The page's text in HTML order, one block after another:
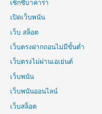
เซ็กซี่บาคาร่า
เปิดเว็บพนัน
เว็บ สล็อต
เว็บตรงฝากถอนไม่มีขั้นต่ำ
เว็บตรงไม่ผ่านเอเย่นต์
เว็บพนัน
เว็บพนันออนไลน์
เว็บสล็อต